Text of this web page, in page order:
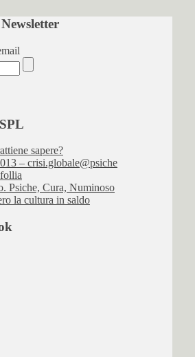
sapere?
– crisi.globale@psiche
Psiche, Cura, Numinoso
la cultura in saldo